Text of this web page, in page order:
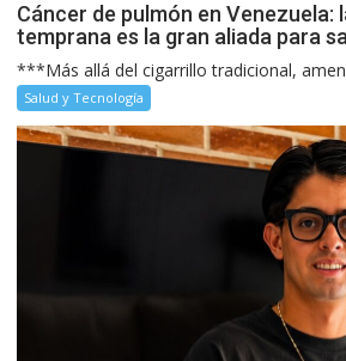
Cáncer de pulmón en Venezuela:
temprana es la gran aliada para
***Más allá del cigarrillo tradicional,
Salud y Tecnología